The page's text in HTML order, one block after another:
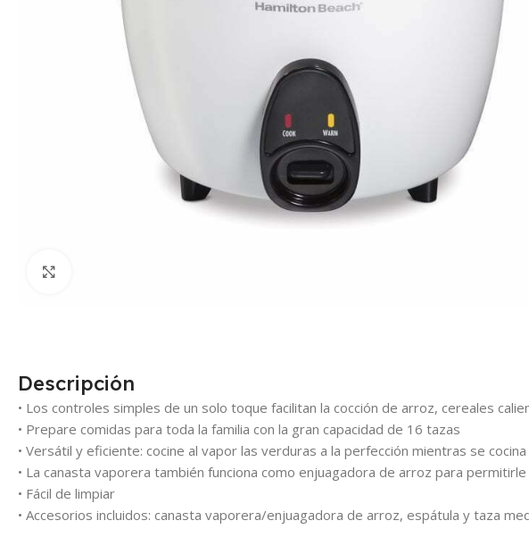
Descripción
• Los controles simples de un solo toque facilitan la cocción de arroz, cereales
• Prepare comidas para toda la familia con la gran capacidad de 16 tazas
• Versátil y eficiente: cocine al vapor las verduras a la perfección mientras se
• La canasta vaporera también funciona como enjuagadora de arroz para
• Fácil de limpiar
• Accesorios incluidos: canasta vaporera/enjuagadora de arroz, espátula y taza